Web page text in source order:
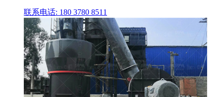
联系电话: 180 3780 8511